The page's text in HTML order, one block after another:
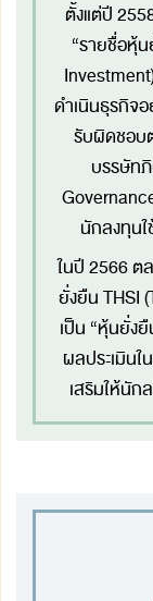
ตั้งแต่ปี
“รายชื่อหุ้
ดำเนินธุรกิจ
รับผิดชอบ
บรรษัท
นักลงทุน
ในปี 2566 ต
ยั่งยืน THSI
เป็น “หุ้นยั่ง
ผลประเมิน
เสริมให้นั